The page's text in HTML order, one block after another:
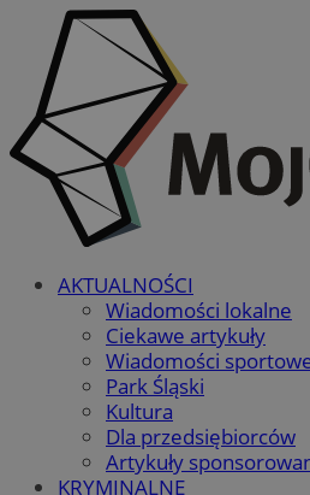
AKTUALNOŚCI
Wiadomości lokalne
Ciekawe artykuły
Wiadomości
Park Śląski
Kultura
Dla przedsiębiorców
Artykuły
KRYMINALNE